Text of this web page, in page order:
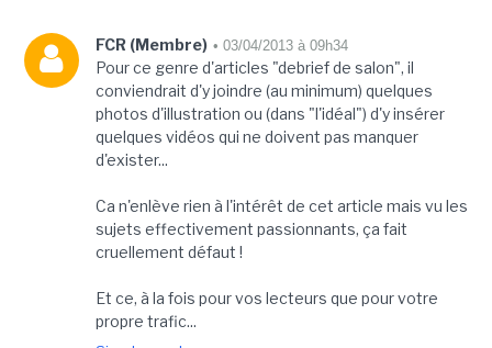
FCR (Membre) • 03/04/2013 à 09h34
Pour ce genre d'articles "debrief de salon", il
conviendrait d'y joindre (au minimum) quelques
photos d'illustration ou (dans "l'idéal") d'y insérer
quelques vidéos qui ne doivent pas manquer
d'exister...
Ca n'enlève rien à l'intérêt de cet article mais vu les
sujets effectivement passionnants, ça fait
cruellement défaut !
Et ce, à la fois pour vos lecteurs que pour votre
propre trafic...